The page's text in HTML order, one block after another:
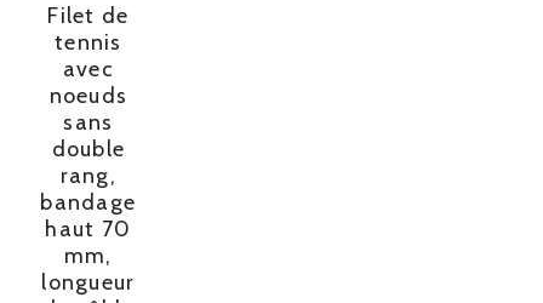
Filet de
tennis
avec
noeuds
sans
double
rang,
bandage
haut 70
mm,
longueur